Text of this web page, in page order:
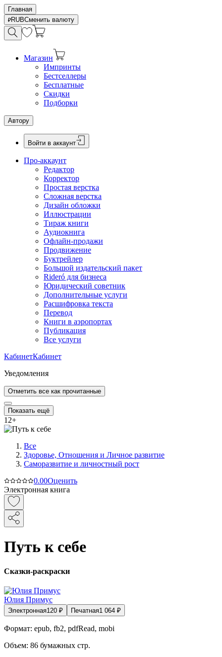
Главная
RUBСменить валюту
Магазин
Импринты
Бестселлеры
Бесплатные
Скидки
Подборки
Автору
Войти в аккаунт
Про-аккаунт
Редактор
Корректор
Простая верстка
Сложная верстка
Дизайн обложки
Иллюстрации
Тираж книги
Аудиокнига
Офлайн-продажи
Продвижение
Буктрейлер
Большой издательский пакет
Rideró для бизнеса
Юридический советник
Дополнительные услуги
Расшифровка текста
Перевод
Книги в аэропортах
Публикация
Все услуги
КабинетКабинет
Уведомления
Отметить все как прочитанные
Показать ещё
12+
Все
Здоровье, Отношения и Личное развитие
Саморазвитие и личностный рост
0.00Оценить
Электронная книга
Путь к себе
Сказки-раскраски
Юлия Примус
Электронная120 ₽ Печатная1 064 ₽
Формат: epub, fb2, pdfRead, mobi
Объем: 86 бумажных стр.